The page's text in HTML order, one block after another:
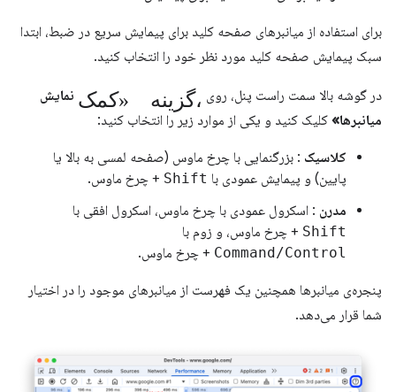
برای استفاده از میانبرهای صفحه کلید برای پیمایش سریع در ضبط، ابتدا
سبک پیمایش صفحه کلید مورد نظر خود را انتخاب کنید.
در گوشه بالا سمت راست پنل، روی گزینه «کمک،
نمایش
میانبرها» کلیک کنید و یکی از موارد زیر را انتخاب کنید:
کلاسیک : بزرگنمایی با چرخ ماوس (صفحه لمسی به بالا یا
پایین) و پیمایش عمودی با Shift + چرخ ماوس.
مدرن : اسکرول عمودی با چرخ ماوس، اسکرول افقی با
Shift + چرخ ماوس، و زوم با
Command/Control + چرخ ماوس.
پنجره‌ی میانبرها همچنین یک فهرست از میانبرهای موجود را در اختیار
شما قرار می‌دهد.